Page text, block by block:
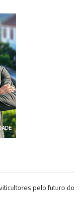
pelo futuro do